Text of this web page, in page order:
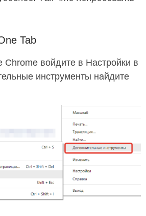
Tab
Chrome войдите в Настройки в
инструменты найдите